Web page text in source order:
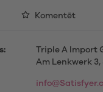
Komentēt
Triple A Import
Am Lenkwerk 3,